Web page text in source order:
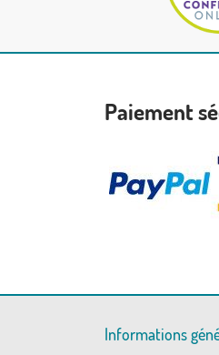
Paiement
Informations